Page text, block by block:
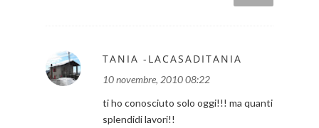
TANIA -LACASADITANIA
10 novembre, 2010 08:22
ti ho conosciuto solo oggi!!! ma quanti
splendidi lavori!!